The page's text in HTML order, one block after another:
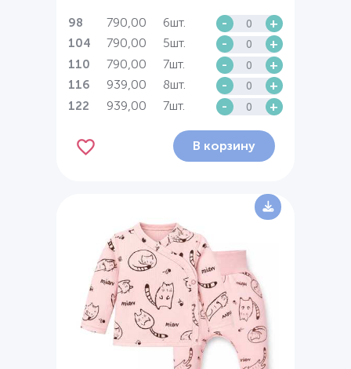
98 790,00 6шт. - +
104 790,00 5шт. - +
110 790,00 7шт. - +
116 939,00 8шт. - +
122 939,00 7шт. - +
В корзину